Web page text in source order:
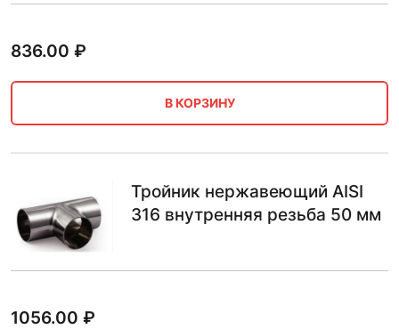
836.00 ₽
В КОРЗИНУ
Тройник нержавеющий AISI
316 внутренняя резьба 50 мм
1056.00 ₽